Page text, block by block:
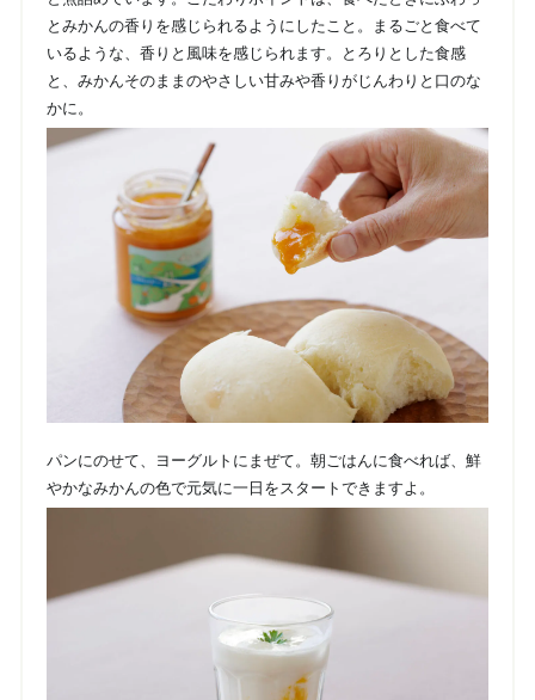
とみかんの香りを感じられるようにしたこと。まるごと食べて
いるような、香りと風味を感じられます。とろりとした食感
と、みかんそのままのやさしい甘みや香りがじんわりと口のな
かに。
パンにのせて、ヨーグルトにまぜて。朝ごはんに食べれば、鮮
やかなみかんの色で元気に一日をスタートできますよ。